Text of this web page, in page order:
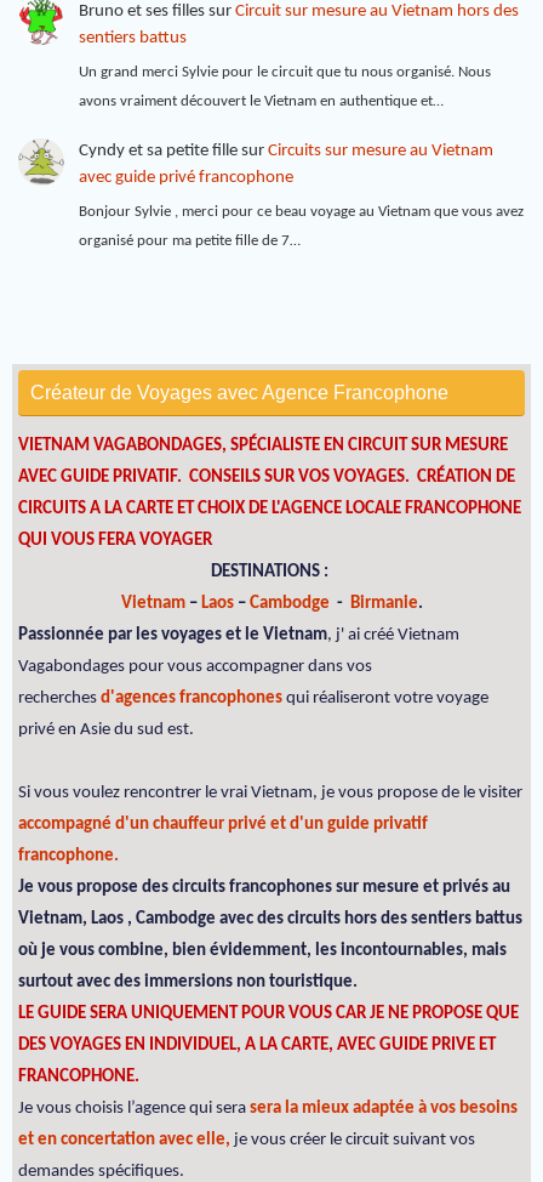
Bruno et ses fillessur Circuit sur mesure au Vietnam hors des
sentiers battus
Un grand merci Sylvie pour le circuit que tu nous organisé. Nous
avons vraiment découvert le Vietnam en authentique et…
Cyndy et sa petite fillesur Circuits sur mesure au Vietnam
avec guide privé francophone
Bonjour Sylvie , merci pour ce beau voyage au Vietnam que vous avez
organisé pour ma petite fille de 7…
Créateur de Voyages avec Agence Francophone
VIETNAM VAGABONDAGES, SPÉCIALISTE EN CIRCUIT SUR MESURE
AVEC GUIDE PRIVATIF. CONSEILS SUR VOS VOYAGES. CRÉATION DE
CIRCUITS A LA CARTE ET CHOIX DE L'AGENCE LOCALE FRANCOPHONE
QUI VOUS FERA VOYAGER
DESTINATIONS :
Vietnam– Laos – Cambodge - Birmanie.
Passionnée par les voyages et le Vietnam, j' ai créé Vietnam
Vagabondages pour vous accompagner dans vos
recherches d'agences francophones qui réaliseront votre voyage
privé en Asie du sud est.
Si vous voulez rencontrer le vrai Vietnam, je vous propose de le visiter
accompagné d'un chauffeur privé et d'un guide privatif
francophone.
Je vous propose des circuits francophones sur mesure et privés au
Vietnam, Laos , Cambodge avec des circuits hors des sentiers battus
où je vous combine, bien évidemment, les incontournables, mais
surtout avec des immersions non touristique.
LE GUIDE SERA UNIQUEMENT POUR VOUS CAR JE NE PROPOSE QUE
DES VOYAGES EN INDIVIDUEL, A LA CARTE, AVEC GUIDE PRIVE ET
FRANCOPHONE.
Je vous choisis l’agence qui sera sera la mieux adaptée à vos besoins
et en concertation avec elle, je vous créer le circuit suivant vos
demandes spécifiques.